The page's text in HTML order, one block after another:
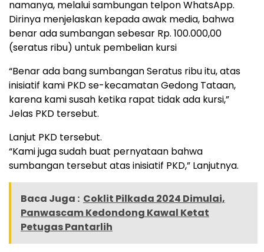
namanya, melalui sambungan telpon WhatsApp.
Dirinya menjelaskan kepada awak media, bahwa
benar ada sumbangan sebesar Rp. 100.000,00
(seratus ribu) untuk pembelian kursi
“Benar ada bang sumbangan Seratus ribu itu, atas
inisiatif kami PKD se-kecamatan Gedong Tataan,
karena kami susah ketika rapat tidak ada kursi,”
Jelas PKD tersebut.
Lanjut PKD tersebut.
“Kami juga sudah buat pernyataan bahwa
sumbangan tersebut atas inisiatif PKD,” Lanjutnya.
Baca Juga : Coklit Pilkada 2024 Dimulai,
Panwascam Kedondong Kawal Ketat
Petugas Pantarlih